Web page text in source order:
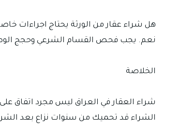
هل شراء عقار من الورثة يحتاج اجراءات
نعم. يجب فحص القسام الشرعي وحجج
الخلاصة
شراء العقار في العراق ليس مجرد اتفاق
الشراء قد تحميك من سنوات نزاع بعد